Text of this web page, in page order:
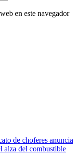
en este navegador